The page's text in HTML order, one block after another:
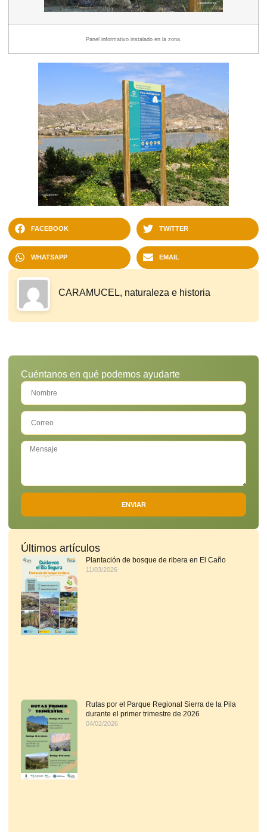
Panel informativo instalado en la zona.
FACEBOOK TWITTER
WHATSAPP EMAIL
CARAMUCEL, naturaleza e historia
Cuéntanos en qué podemos ayudarte
ENVIAR
Últimos artículos
Plantación de bosque de ribera en El Caño
11/03/2026
Rutas por el Parque Regional Sierra de la Pila
durante el primer trimestre de 2026
04/02/2026